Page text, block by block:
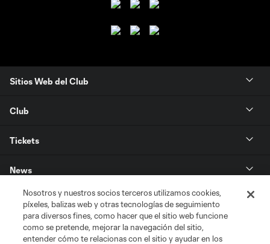
Sitios Web del Club
Club
Tickets
News
MLSSOCCER.COM
Nosotros y nuestros socios terceros utilizamos cookies,
píxeles, balizas web y otras tecnologías de seguimiento
para diversos fines, como hacer que el sitio web funcione
como se pretende, mejorar la navegación del sitio,
entender cómo te relacionas con el sitio y ayudar en los